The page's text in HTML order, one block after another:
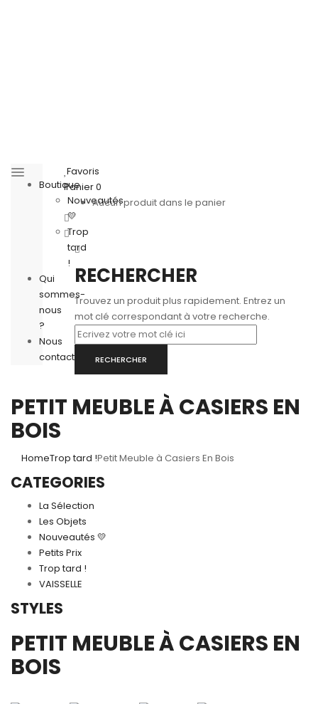
Boutique
Nouveautés
💛
Trop
tard
!
Qui
sommes-
nous
?
Nous
contacter
Favoris
Panier0
Aucun produit dans le panier
RECHERCHER
Trouvez un produit plus rapidement. Entrez un
mot clé correspondant à votre recherche.
RECHERCHER
PETIT MEUBLE À CASIERS EN
BOIS
HomeTrop tard !Petit Meuble à Casiers En Bois
CATEGORIES
La Sélection
Les Objets
Nouveautés 💛
Petits Prix
Trop tard !
VAISSELLE
STYLES
PETIT MEUBLE À CASIERS EN
BOIS